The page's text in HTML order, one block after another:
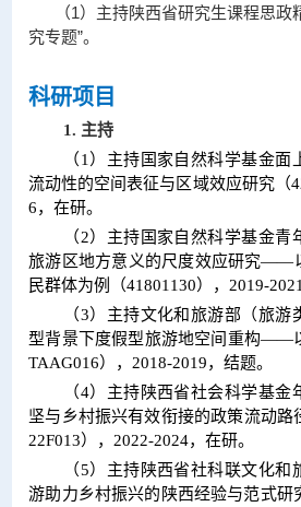
（1） 主持陕西省研究生课程思政
究专题”。
科研项目
1. 主持
（1）主持国家自然科学基金
流动性的空间表征与区域效应研究（
6，在研。
（2）主持国家自然科学基金
旅游区地方意义的尺度效应研究——
民群体为例（41801130），2019-
（3）主持文化和旅游部（旅
型背景下度假型旅游地空间重构——
TAAG016），2018-2019，结题。
（4）主持陕西省社会科学基
坚与乡村振兴有效衔接的政策流动路
22F013），2022-2024，在研。
（5） 主持陕西省社科联文化和
游助力乡村振兴的陕西经验与范式研